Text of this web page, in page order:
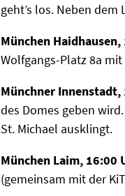
geht’s los. Neben
München
Wolfgangs-Platz 8a
Münchner Innenstadt,
des Domes geben
St. Michael ausklingt.
München Laim, 16:00
(gemeinsam mit der